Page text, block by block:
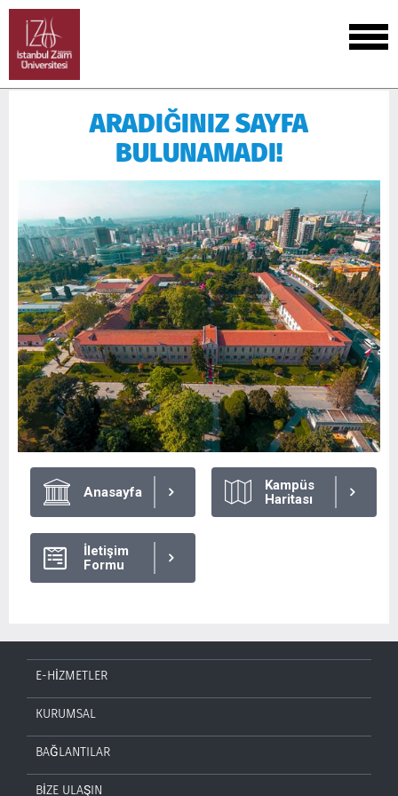
ARADIĞINIZ SAYFA
BULUNAMADI!
Anasayfa
Kampüs
Haritası
İletişim
Formu
E-HİZMETLER
KURUMSAL
BAĞLANTILAR
BİZE ULAŞIN